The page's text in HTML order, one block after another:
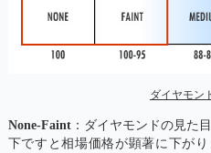
ダイヤモン
None-Faint：ダイヤモンドの見た
下ですと相場価格が顕著に下が